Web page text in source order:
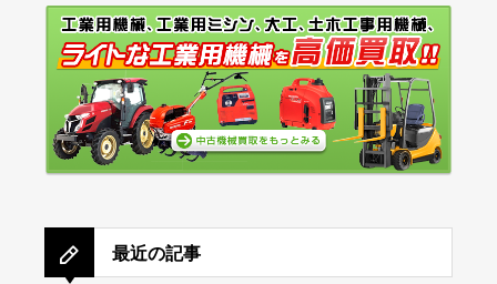
最近の記事